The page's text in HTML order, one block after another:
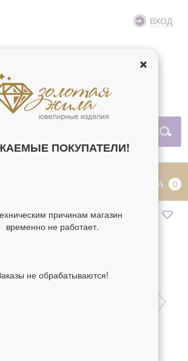
ВХОД
КОРЗИНА 0
ПОКУПАТЕЛИ!
причинам магазин
временно не работает.
не обрабатываются!